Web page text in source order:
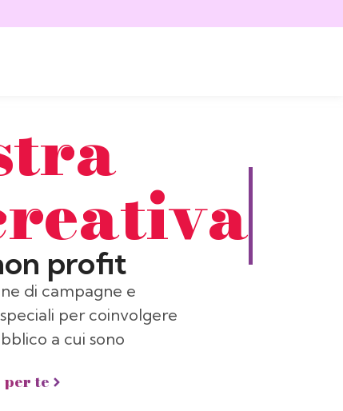
profit
di campagne e
per coinvolgere
a cui sono
per te